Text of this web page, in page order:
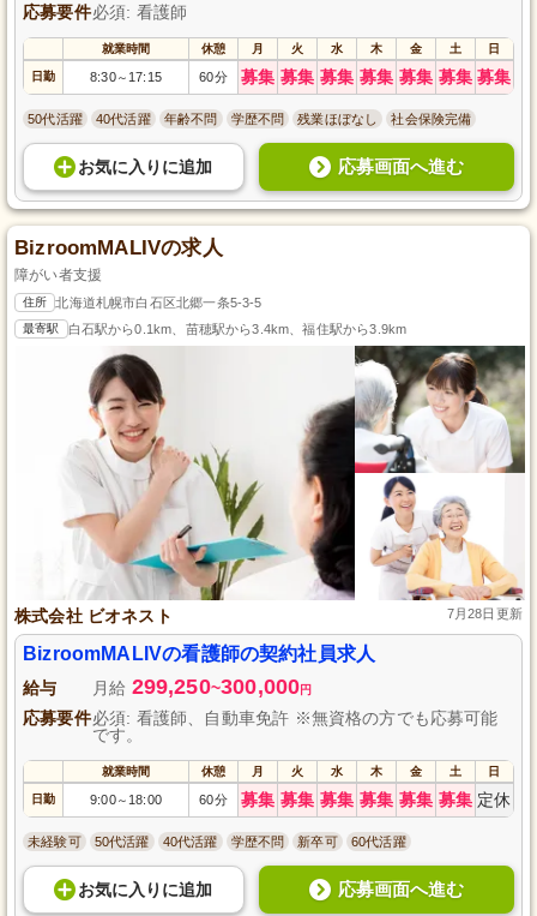
応募要件必須: 看護師
就業時間 休憩 月 火 水 木 金 土 日
日勤 8:30～ 17:15 60分 募集 募集 募集 募集 募集 募集 募集
50代活躍 40代活躍 年齢不問 学歴不問 残業ほぼなし 社会保険完備
お気に入り に追加 応募画面へ進む
BizroomMALIVの求人
障がい者支援
住所 北海道札幌市白石区北郷一条5-3-5
最寄駅 白石駅から0.1km、苗穂駅から3.4km、福住駅から3.9km
株式会社 ビオネスト 7月28日更新
BizroomMALIVの看護師の契約社員求人
給与 月給 299,250~300,000円
応募要件必須: 看護師、自動車免許 ※無資格の方でも応募可能
です。
就業時間 休憩 月 火 水 木 金 土 日
日勤 9:00～ 18:00 60分 募集 募集 募集 募集 募集 募集 定休
未経験可 50代活躍 40代活躍 学歴不問 新卒可 60代活躍
お気に入り に追加 応募画面へ進む